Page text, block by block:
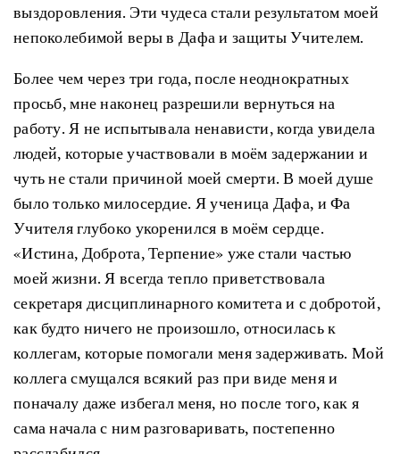
выздоровления. Эти чудеса стали результатом моей
непоколебимой веры в Дафа и защиты Учителем.
Более чем через три года, после неоднократных
просьб, мне наконец разрешили вернуться на
работу. Я не испытывала ненависти, когда увидела
людей, которые участвовали в моём задержании и
чуть не стали причиной моей смерти. В моей душе
было только милосердие. Я ученица Дафа, и Фа
Учителя глубоко укоренился в моём сердце.
«Истина, Доброта, Терпение» уже стали частью
моей жизни. Я всегда тепло приветствовала
секретаря дисциплинарного комитета и с добротой,
как будто ничего не произошло, относилась к
коллегам, которые помогали меня задерживать. Мой
коллега смущался всякий раз при виде меня и
поначалу даже избегал меня, но после того, как я
сама начала с ним разговаривать, постепенно